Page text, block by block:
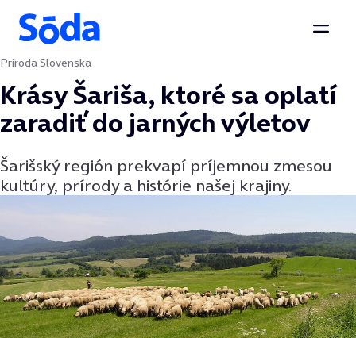
Preskočiť na obsah
Príroda Slovenska
Krásy Šariša, ktoré sa oplatí
zaradiť do jarných výletov
Šarišský región prekvapí príjemnou zmesou
kultúry, prírody a histórie našej krajiny.